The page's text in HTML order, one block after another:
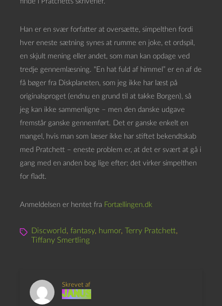
Han er en svær forfatter at oversætte, simpelthen fordi
hver eneste sætning synes at rumme en joke, et ordspil,
en skjult mening eller andet, som man kan opdage ved
tredje gennemlæsning. “En hat fuld af himmel” er en af de
få bøger fra Diskplaneten, som jeg ikke har læst på
originalsproget (endnu en grund til at takke Borgen), så
jeg kan ikke sammenligne – men den danske udgave
fremstår ganske gennemført. Det er ganske enkelt en
mangel, hvis man som læser ikke har stiftet bekendtskab
med Pratchett – eneste problem er, at det er svært at gå i
gang med en anden bog lige efter; det virker simpelthen
for fladt.
Anmeldelsen er hentet fra Fortællingen.dk
Discworld, fantasy, humor, Terry Pratchett,
Tiffany Smertling
Skrevet af
Janus